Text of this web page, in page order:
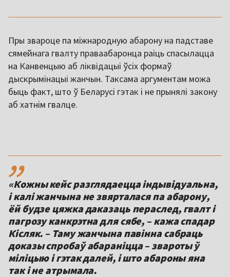
Пры звароце па міжнародную абарону на падставе
сямейнага гвалту праваабаронца раіць спасылацца
на Канвенцыю аб ліквідацыі ўсіх формаў
дыскрымінацыі жанчын. Таксама аргументам можа
быць факт, што ў Беларусі гэтак і не прынялі закону
аб хатнім гвалце.
,,
«Кожны кейс разглядаецца індывідуальна,
і калі жанчына не звярталася па абарону,
ёй будзе цяжка даказаць пераслед, гвалт і
пагрозу канкрэтна для сябе, – кажа спадар
Кісляк. – Таму жанчына павінна сабраць
доказы спробаў абараніцца – звароты ў
міліцыю і гэтак далей, і што абароны яна
так і не атрымала.